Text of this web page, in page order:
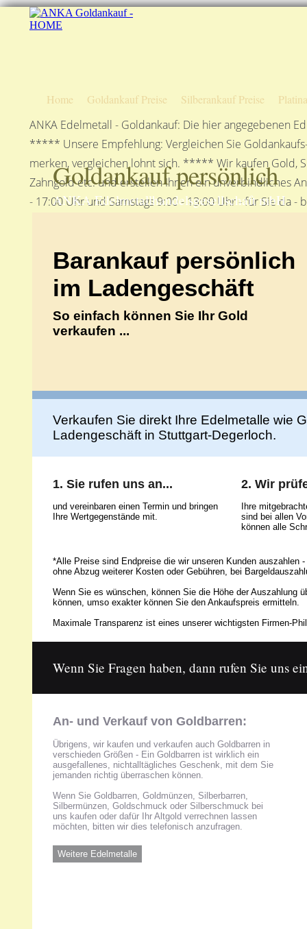
Home Goldankauf Preise Silberankauf Preise
ANKA Edelmetall - Goldankauf: Die hier angegebenen
***** Unsere Empfehlung: Vergleichen Sie
merken, vergleichen lohnt sich. ***** Wir kaufen Gold,
Zahngold etc. und erstellen Ihnen ein unverbindliches
- 17:00 Uhr und Samstags 9:00 - 13:00 Uhr - für Sie
Goldankauf persönlich
ANKA Edelmetallhandelsgesellschaft mbH
Barankauf persönlich
im Ladengeschäft
So einfach können Sie Ihr Gold
verkaufen ...
Verkaufen Sie direkt Ihre Edelmetalle wie
Ladengeschäft in Stuttgart-Degerloch.
1. Sie rufen uns an...
und vereinbaren einen Termin und bringen
Ihre Wertgegenstände mit.
2. Wir
Ihre
sind bei allen
können alle
*Alle Preise sind Endpreise die wir unseren Kunden auszahlen
ohne Abzug weiterer Kosten oder Gebühren, bei
Wenn Sie es wünschen, können Sie die Höhe der Auszahlung
können, umso exakter können Sie den Ankaufspreis ermitteln.
Maximale Transparenz ist eines unserer wichtigsten Firmen-
Wenn Sie Fragen haben, dann rufen Sie uns
An- und Verkauf von Goldbarren:
Übrigens, wir kaufen und verkaufen auch Goldbarren in
verschieden Größen - Ein Goldbarren ist wirklich ein
ausgefallenes, nichtalltägliches Geschenk, mit dem Sie
jemanden richtig überraschen können.
Wenn Sie Goldbarren, Goldmünzen, Silberbarren,
Silbermünzen, Goldschmuck oder Silberschmuck bei
uns kaufen oder dafür Ihr Altgold verrechnen lassen
möchten, bitten wir dies telefonisch anzufragen.
Weitere Edelmetalle